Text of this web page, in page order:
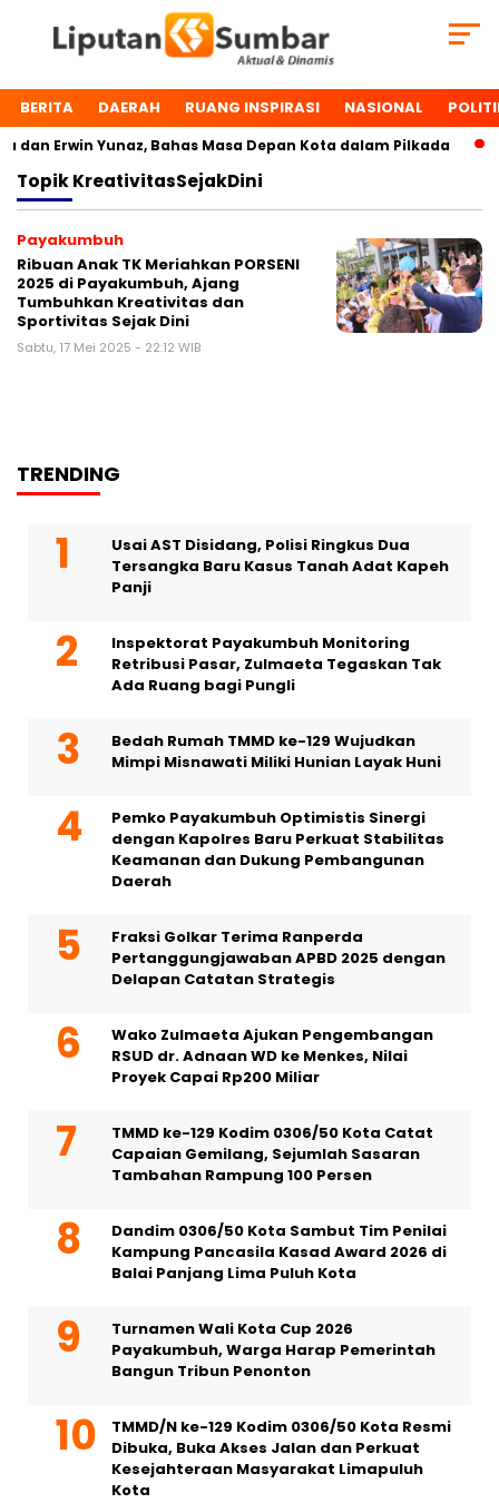
BERITA DAERAH RUANG INSPIRASI NASIONAL
Erwin Yunaz, Bahas Masa Depan Kota dalam Pilkada
TopikKreativitasSejakDini
Payakumbuh
Ribuan Anak TK Meriahkan PORSENI
2025 di Payakumbuh, Ajang
Tumbuhkan Kreativitas dan
Sportivitas Sejak Dini
Sabtu, 17 Mei 2025 - 22:12 WIB
TRENDING
Usai AST Disidang, Polisi Ringkus Dua
Tersangka Baru Kasus Tanah Adat Kapeh
Panji
Inspektorat Payakumbuh Monitoring
Retribusi Pasar, Zulmaeta Tegaskan Tak
Ada Ruang bagi Pungli
Bedah Rumah TMMD ke-129 Wujudkan
Mimpi Misnawati Miliki Hunian Layak Huni
Pemko Payakumbuh Optimistis Sinergi
dengan Kapolres Baru Perkuat Stabilitas
Keamanan dan Dukung Pembangunan
Daerah
Fraksi Golkar Terima Ranperda
Pertanggungjawaban APBD 2025 dengan
Delapan Catatan Strategis
Wako Zulmaeta Ajukan Pengembangan
RSUD dr. Adnaan WD ke Menkes, Nilai
Proyek Capai Rp200 Miliar
TMMD ke-129 Kodim 0306/50 Kota Catat
Capaian Gemilang, Sejumlah Sasaran
Tambahan Rampung 100 Persen
Dandim 0306/50 Kota Sambut Tim Penilai
Kampung Pancasila Kasad Award 2026 di
Balai Panjang Lima Puluh Kota
Turnamen Wali Kota Cup 2026
Payakumbuh, Warga Harap Pemerintah
Bangun Tribun Penonton
TMMD/N ke-129 Kodim 0306/50 Kota Resmi
Dibuka, Buka Akses Jalan dan Perkuat
Kesejahteraan Masyarakat Limapuluh
Kota